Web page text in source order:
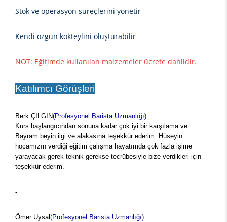
Stok ve operasyon süreçlerini yönetir
Kendi özgün kokteylini oluşturabilir
NOT: Eğitimde kullanılan malzemeler ücrete dahildir.
Katılımcı Görüşleri
Berk ÇILGIN(Profesyonel Barista Uzmanlığı)
Kurs başlangıcından sonuna kadar çok iyi bir karşılama ve
Bayram beyin ilgi ve alakasına teşekkür ederim. Hüseyin
hocamızın verdiği eğitim çalışma hayatımda çok fazla işime
yarayacak gerek teknik gerekse tecrübesiyle bize verdikleri için
teşekkür ederim.
-
Ömer Uysal(Profesyonel Barista Uzmanlığı)